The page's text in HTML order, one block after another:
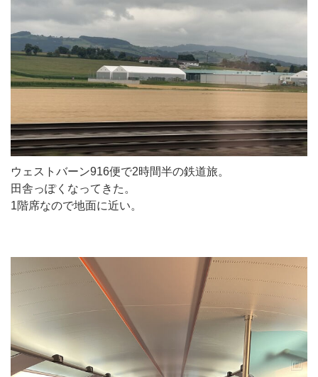
ウェストバーン916便で2時間半の鉄道旅。
田舎っぽくなってきた。
1階席なので地面に近い。